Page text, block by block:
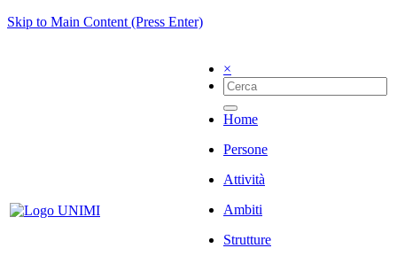
Skip to Main Content (Press Enter)
×
Home
Persone
Attività
Ambiti
Strutture